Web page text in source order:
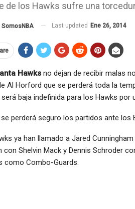
de los Hawks sufre una
SomosNBA Last updated Ene 26, 2014
Hawks no dejan de recibir malas
Al Horford que se perderá toda la
será baja indefinida para los Hawks por
se perderá seguro los partidos ante los
ya han llamado a Jared
con Shelvin Mack y Dennis Schroder
como Combo-Guards.